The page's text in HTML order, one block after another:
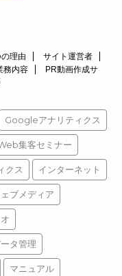
理由
サイト運営者
務内容
PR動画作成サ
Googleアナリティクス
集客セミナー
クス インターネット
ブメディア
タ管理
マニュアル